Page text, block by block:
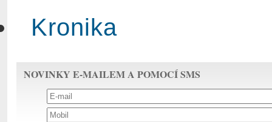
Kronika
NOVINKY E-MAILEM A POMOCÍ SMS